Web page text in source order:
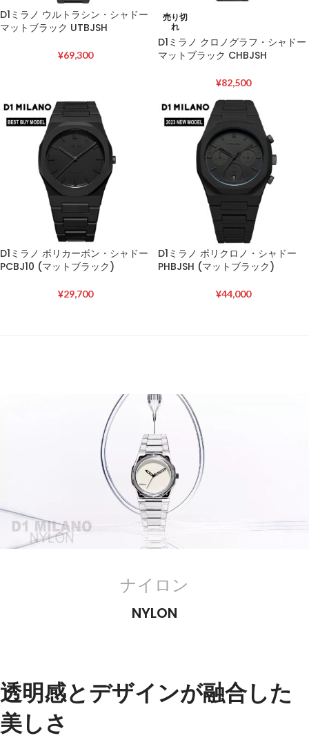
D1ミラノ ウルトラシン・シャドー
マットブラック UTBJSH
¥69,300
売り切
れ
D1ミラノ クロノグラフ・シャドー
マットブラック CHBJSH
¥82,500
D1ミラノ ポリカーボン・シャドー
PCBJ10 (マットブラック)
¥29,700
D1ミラノ ポリクロノ・シャドー
PHBJSH (マットブラック)
¥44,000
ナイロン
NYLON
透明感とデザインが融合した
美しさ